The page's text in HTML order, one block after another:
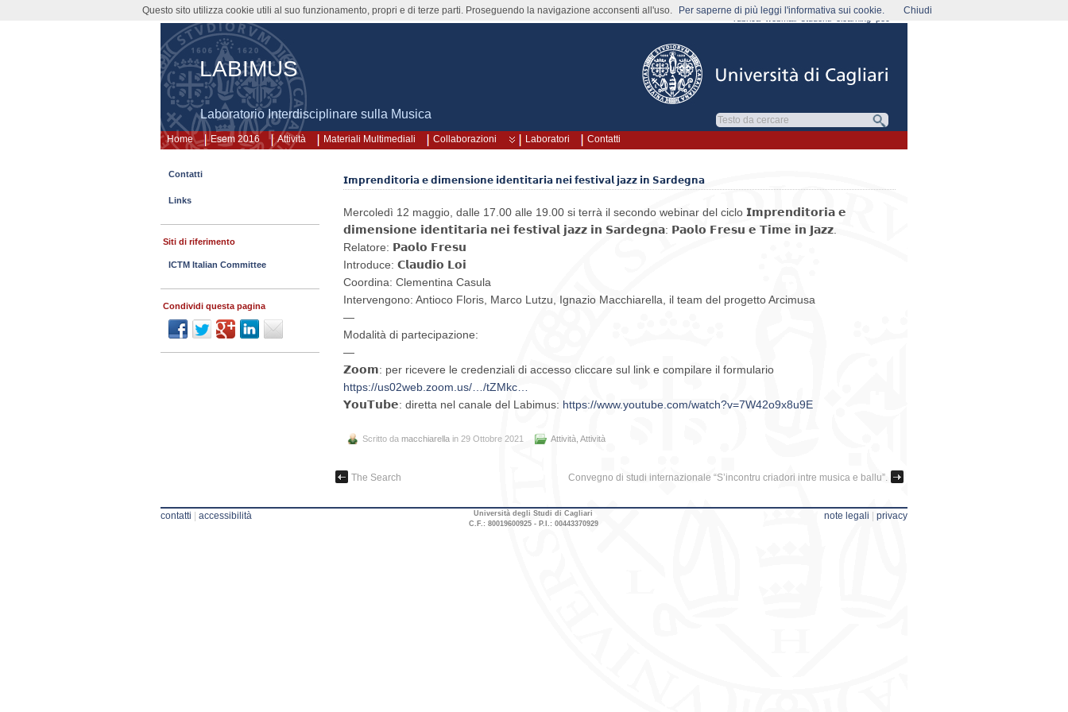
LABIMUS
Laboratorio Interdisciplinare sulla Musica
Home
rubrica webmail
Esem 2016 Attività Materiali Multimediali Collaborazioni Laboratori Contatti
𝗜𝗺𝗽𝗿𝗲𝗻𝗱𝗶𝘁𝗼𝗿𝗶𝗮 𝗲 𝗱𝗶𝗺𝗲𝗻𝘀𝗶𝗼𝗻𝗲 𝗶𝗱𝗲𝗻𝘁𝗶𝘁𝗮𝗿𝗶𝗮 𝗻𝗲𝗶 𝗳𝗲𝘀𝘁𝗶𝘃𝗮𝗹 𝗷𝗮𝘇𝘇 𝗶𝗻 𝗦𝗮𝗿𝗱𝗲𝗴𝗻𝗮
Mercoledì 12 maggio, dalle 17.00 alle 19.00 si terrà il secondo webinar del ciclo 𝗜𝗺𝗽𝗿𝗲𝗻𝗱𝗶𝘁𝗼𝗿𝗶𝗮 𝗲
𝗱𝗶𝗺𝗲𝗻𝘀𝗶𝗼𝗻𝗲 𝗶𝗱𝗲𝗻𝘁𝗶𝘁𝗮𝗿𝗶𝗮 𝗻𝗲𝗶 𝗳𝗲𝘀𝘁𝗶𝘃𝗮𝗹 𝗷𝗮𝘇𝘇 𝗶𝗻 𝗦𝗮𝗿𝗱𝗲𝗴𝗻𝗮: 𝗣𝗮𝗼𝗹𝗼 𝗙𝗿𝗲𝘀𝘂 𝗲 𝗧𝗶𝗺𝗲 𝗶𝗻 𝗝𝗮𝘇𝘇.
Relatore: 𝗣𝗮𝗼𝗹𝗼 𝗙𝗿𝗲𝘀𝘂
Introduce: 𝗖𝗹𝗮𝘂𝗱𝗶𝗼 𝗟𝗼𝗶
Coordina: Clementina Casula
Intervengono: Antioco Floris, Marco Lutzu, Ignazio Macchiarella, il team del progetto Arcimusa
—
Modalità di partecipazione:
—
𝗭𝗼𝗼𝗺: per ricevere le credenziali di accesso cliccare sul link e compilare il formulario
https://us02web.zoom.us/…/tZMkc…
𝗬𝗼𝘂𝗧𝘂𝗯𝗲: diretta nel canale del Labimus: https://www.youtube.com/watch?v=7W42o9x8u9E
Scritto da macchiarella in 29 Ottobre 2021 Attività Attività
The Search Convegno di studi internazionale “S’incontru criadori intre musica e ballu”.
Contatti
Links
Siti di riferimento
ICTM Italian Committee
Condividi questa pagina
contatti accessibilità
Università degli Studi di Cagliari
C.F.: 80019600925 - P.I.: 00443370929
note legali privacy
Questo sito utilizza cookie utili al suo funzionamento, propri e di terze parti. Proseguendo la navigazione acconsenti all'uso. Per saperne di più leggi l'informativa sui cookie. Chiudi